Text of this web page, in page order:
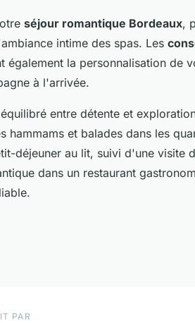
séjour romantique Bordeaux,
intime des spas. Les
également la personnalisation de
à l'arrivée.
entre détente et
hammams et balades dans les
déjeuner au lit, suivi d'une visite
dans un restaurant
PAR